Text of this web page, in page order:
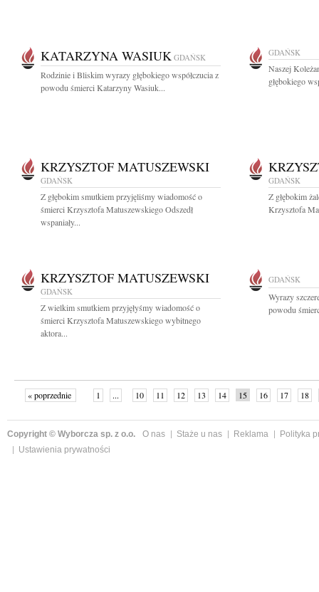
KATARZYNA WASIUK GDAŃSK
Rodzinie i Bliskim wyrazy głębokiego współczucia z
powodu śmierci Katarzyny Wasiuk...
GDAŃSK
Naszej
głębokiego
KRZYSZTOF MATUSZEWSKI
GDAŃSK
Z głębokim smutkiem przyjęliśmy wiadomość o
śmierci Krzysztofa Matuszewskiego Odszedł
wspaniały...
GDAŃSK
Z głębokim
Krzysztofa
KRZYSZTOF MATUSZEWSKI
GDAŃSK
Z wielkim smutkiem przyjęłyśmy wiadomość o
śmierci Krzysztofa Matuszewskiego wybitnego
aktora...
GDAŃSK
Wyrazy
powodu
« poprzednie 1 ... 10 11 12 13 14 15 16 17
18
Copyright © Wyborcza sp. z o.o. O nas Staże u nas Reklama
Polityka
Ustawienia prywatności